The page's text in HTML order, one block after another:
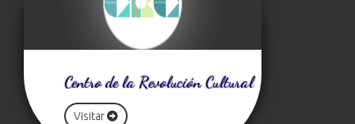
Centro de la Revolución Cultural
Visitar